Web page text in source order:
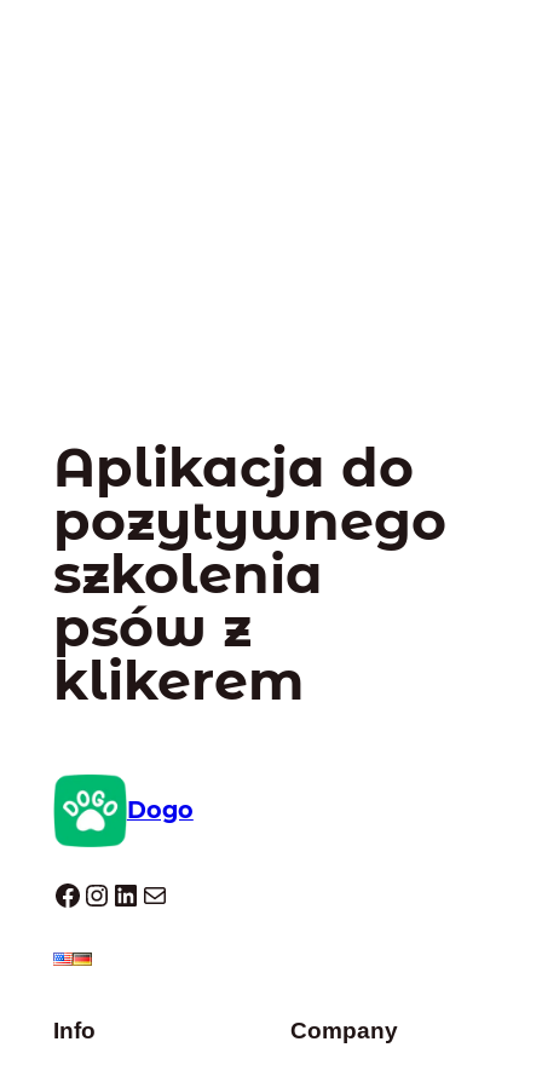
Aplikacja do
pozytywnego
szkolenia
psów z
klikerem
Dogo
Dogo facebook InstagramLinkedIn Mail
Info Company